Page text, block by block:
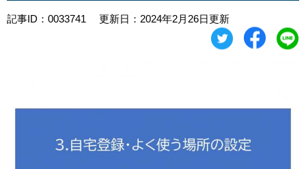
記事ID：0033741 更新日：2024年2月26日更新